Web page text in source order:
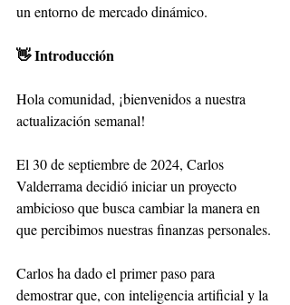
un entorno de mercado dinámico.
👋 Introducción
Hola comunidad, ¡bienvenidos a nuestra
actualización semanal!
El 30 de septiembre de 2024, Carlos
Valderrama decidió iniciar un proyecto
ambicioso que busca cambiar la manera en
que percibimos nuestras finanzas personales.
Carlos ha dado el primer paso para
demostrar que, con inteligencia artificial y la